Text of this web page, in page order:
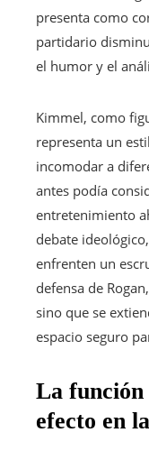
presenta como
partidario
el humor y el
Kimmel, como
representa un
incomodar a
antes podía
entretenimiento
debate
enfrenten un
defensa de
sino que se
espacio seguro
La función
efecto en